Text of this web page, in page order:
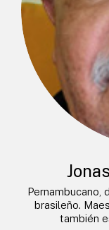
Pernambucano,
brasileño.
también